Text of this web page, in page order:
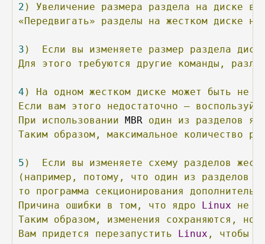
2 ) Увеличение размера раздела на диске
«Передвигать»
разделы на жестком диске
3 ) Если вы изменяете размер раздела
Для
этого требуются другие команды,
4 ) На одном жестком диске может быть не
Если
вам этого недостаточно —
При
использовании MBR один из разделов
Таким образом, максимальное количество
5 ) Если вы изменяете схему разделов
(например,
потому, что один из разделов
то
программа секционирования
Причина
ошибки в том, что ядро Linux не
Таким образом, изменения сохраняются, но
Вам придется перезапустить Linux , чтобы